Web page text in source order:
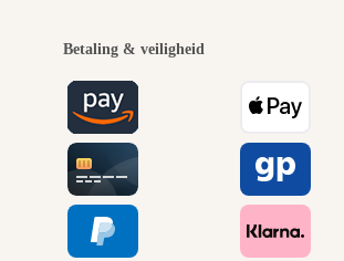
Betaling & veiligheid